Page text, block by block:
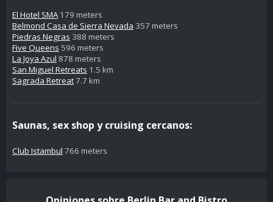
El Hotel SMA179 meters
Belmond Casa de Sierra Nevada 357 meters
Piedras Negras 388 meters
Five Queens 596 meters
La Joya Azul 878 meters
San Miguel Retreats 1.5 km
Sagrada Retreat7.7 km
Saunas, sex shop y cruising cercanos:
Club Istambul 766 meters